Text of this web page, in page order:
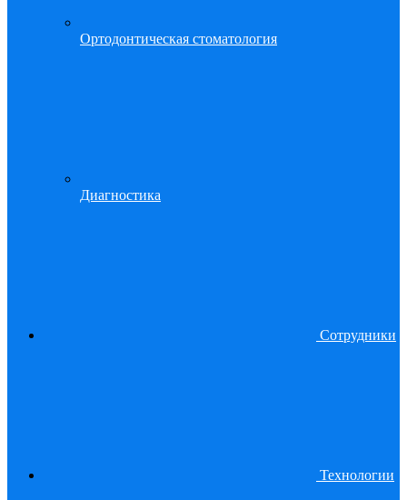
Ортодонтическая стоматология
Диагностика
Сотрудники
Технологии